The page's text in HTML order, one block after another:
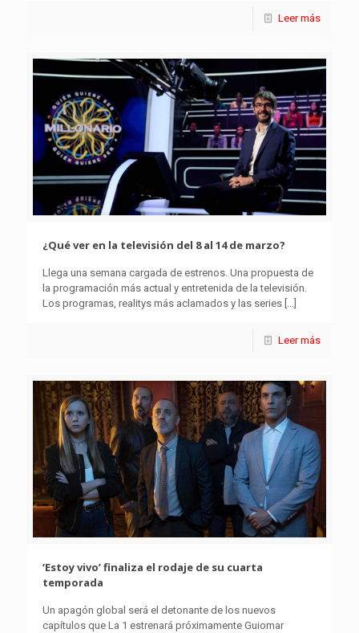
Leer más
¿Qué ver en la televisión del 8 al 14 de marzo?
Llega una semana cargada de estrenos. Una propuesta de
la programación más actual y entretenida de la televisión.
Los programas, realitys más aclamados y las series
Leer más
‘Estoy vivo’ finaliza el rodaje de su cuarta
temporada
Un apagón global será el detonante de los nuevos
capítulos que La 1 estrenará próximamente Guiomar